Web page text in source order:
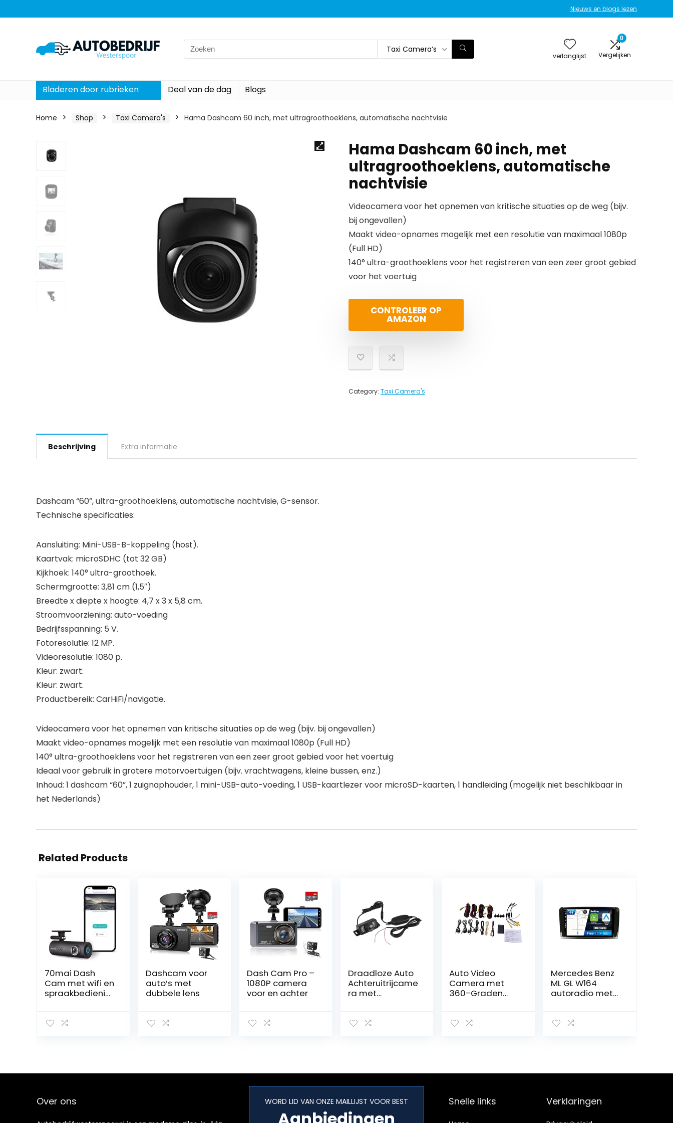
Nieuws en blogs lezen
Search
for:
Taxi Camera’s
verlanglijst
0
Vergelijken
Bladeren door rubrieken Deal van de dag Blogs
Home Shop Taxi Camera's Hama Dashcam 60 inch, met ultragroothoeklens, automatische nachtvisie
Hama Dashcam 60 inch, met
ultragroothoeklens, automatische
nachtvisie
Videocamera voor het opnemen van kritische situaties op de weg (bijv.
bij ongevallen)
Maakt video-opnames mogelijk met een resolutie van maximaal 1080p
(Full HD)
140° ultra-groothoeklens voor het registreren van een zeer groot gebied
voor het voertuig
CONTROLEER OP
AMAZON
Category: Taxi Camera's
Beschrijving Extra informatie
Dashcam “60”, ultra-groothoeklens, automatische nachtvisie, G-sensor.
Technische specificaties:
Aansluiting: Mini-USB-B-koppeling (host).
Kaartvak: microSDHC (tot 32 GB)
Kijkhoek: 140° ultra-groothoek.
Schermgrootte: 3,81 cm (1,5″)
Breedte x diepte x hoogte: 4,7 x 3 x 5,8 cm.
Stroomvoorziening: auto-voeding
Bedrijfsspanning: 5 V.
Fotoresolutie: 12 MP.
Videoresolutie: 1080 p.
Kleur: zwart.
Kleur: zwart.
Productbereik: CarHiFi/navigatie.
Videocamera voor het opnemen van kritische situaties op de weg (bijv. bij ongevallen)
Maakt video-opnames mogelijk met een resolutie van maximaal 1080p (Full HD)
140° ultra-groothoeklens voor het registreren van een zeer groot gebied voor het voertuig
Ideaal voor gebruik in grotere motorvoertuigen (bijv. vrachtwagens, kleine bussen, enz.)
Inhoud: 1 dashcam “60”, 1 zuignaphouder, 1 mini-USB-auto-voeding, 1 USB-kaartlezer voor microSD-kaarten, 1 handleiding (mogelijk niet beschikbaar in
het Nederlands)
Related Products
70mai Dash
Cam met wifi en
spraakbedienin
Dashcam voor
auto’s met
dubbele lens
Dash Cam Pro –
1080P camera
voor en achter
Draadloze Auto
Achteruitrijcame
ra met
Auto Video
Camera met
360-Graden
Mercedes Benz
ML GL W164
autoradio met
Android auto
Over ons WORD LID VAN ONZE MAILLIJST VOOR BEST Snelle links Verklaringen